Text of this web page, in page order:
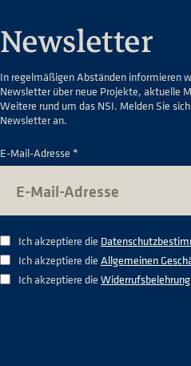
Newsletter
In regelmäßigen Abständen informieren
Newsletter über neue Projekte, aktuelle
Weitere rund um das NSI. Melden Sie
Newsletter an.
E-Mail-Adresse *
Ich akzeptiere die
Ich akzeptiere die Allgemeinen
Ich akzeptiere die Widerrufsbelehrung